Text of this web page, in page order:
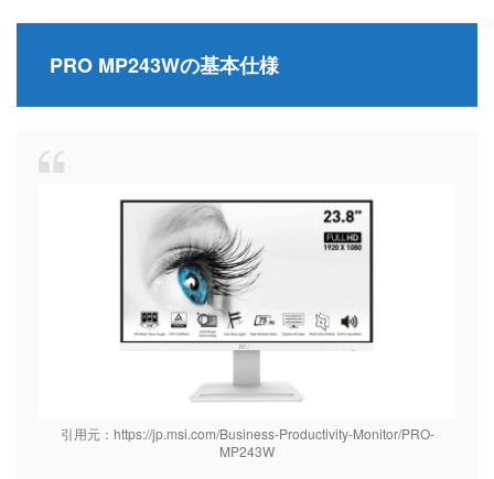
PRO MP243Wの基本仕様
引用元：https://jp.msi.com/Business-Productivity-Monitor/PRO-
MP243W